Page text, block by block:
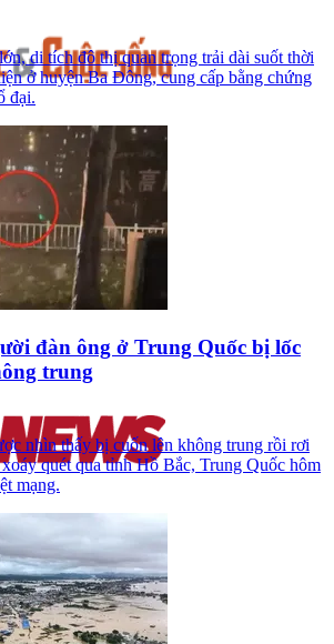
di tích đô thị quan trọng trải dài suốt thời
ở huyện Ba Đông, cung cấp bằng chứng
đại.
đàn ông ở Trung Quốc bị lốc
trung
nhìn thấy bị cuốn lên không trung rồi rơi
quét qua tỉnh Hồ Bắc, Trung Quốc hôm
mạng.